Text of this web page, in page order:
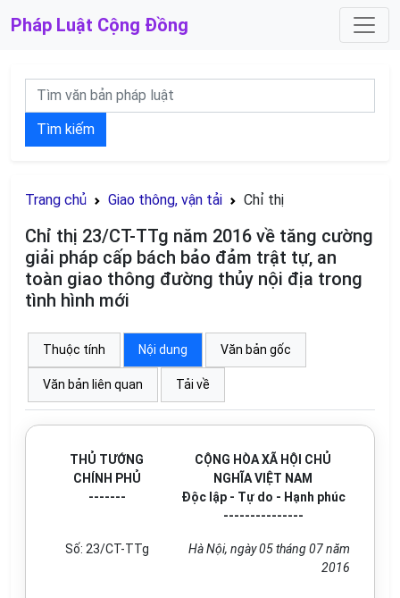
Pháp Luật Cộng Đồng
Tìm kiếm
Trang chủ Giao thông, vận tải Chỉ thị
Chỉ thị 23/CT-TTg năm 2016 về tăng cường
giải pháp cấp bách bảo đảm trật tự, an
toàn giao thông đường thủy nội địa trong
tình hình mới
Thuộc tính Nội dung Văn bản gốc
Văn bản liên quan Tải về
THỦ TƯỚNG
CHÍNH PHỦ
-------
CỘNG HÒA XÃ HỘI CHỦ
NGHĨA VIỆT NAM
Độc lập - Tự do - Hạnh phúc
---------------
Số: 23/CT-TTg Hà Nội, ngày05tháng07năm
2016